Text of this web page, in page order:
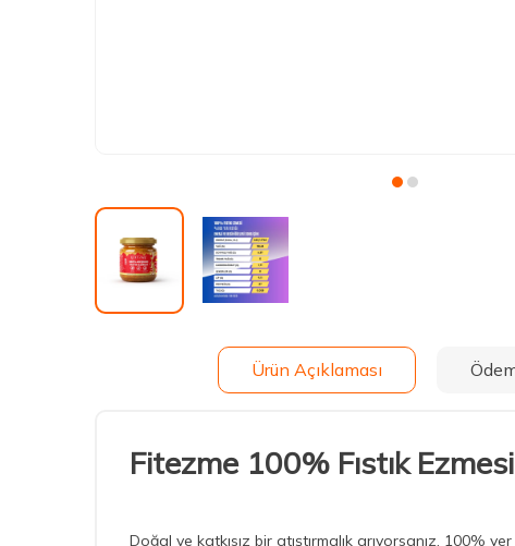
Ürün Açıklaması
Fitezme 100% Fıstık
Doğal ve katkısız bir atıştırmalık arıyorsanız, 100%